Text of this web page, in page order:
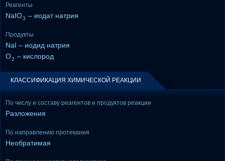
Реагенты
NaIO3 – иодат натрия
Продукты
NaI – иодид натрия
O2 – кислород
КЛАССИФИКАЦИЯ ХИМИЧЕСКОЙ РЕАКЦИИ
По числу и составу реагентов и продуктов реакции
Разложения
По направлению протекания
Необратимая